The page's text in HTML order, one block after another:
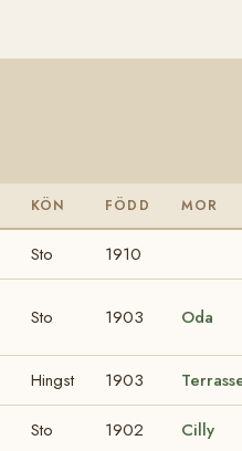
KÖN FÖDD MOR
Sto 1910
Sto 1903 Oda
Hingst 1903
Sto 1902 Cilly